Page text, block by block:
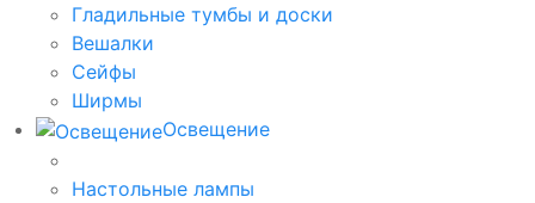
Гладильные тумбы и доски
Вешалки
Сейфы
Ширмы
Освещение
Настольные лампы